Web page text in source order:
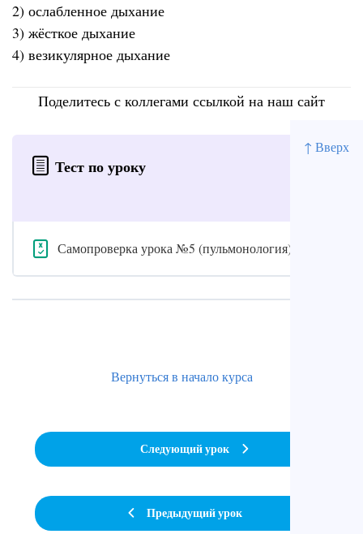
↑ Вверх
2) ослабленное дыхание
3) жёсткое дыхание
4) везикулярное дыхание
Поделитесь с коллегами ссылкой на наш сайт
Тест по уроку
Самопроверка урока №5 (пульмонология)
Предыдущий урок
Вернуться в начало курса
Следующий урок